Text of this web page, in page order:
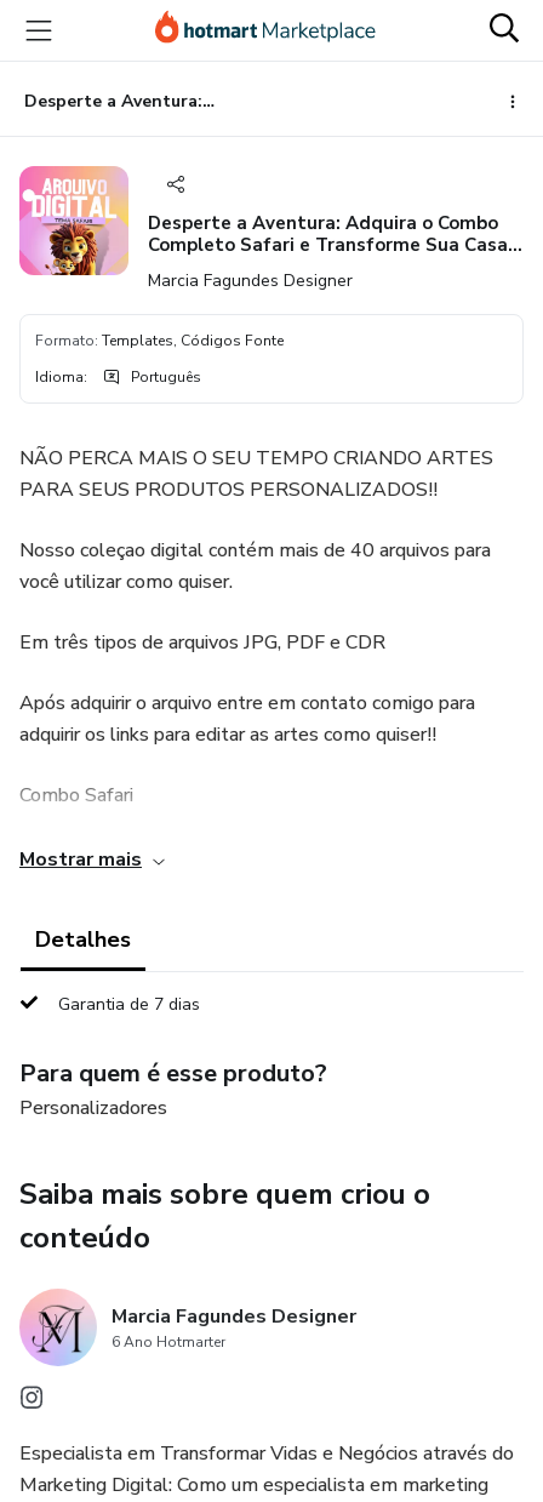
para
conteúdo
principal
para
pagamento
para
rodapé
Desperte a Aventura: Adquira o Combo Completo Safari e Transforme Sua Casa em um Mundo Selvagem de Encantamento
Desperte a Aventura: Adquira o Combo
Completo Safari e Transforme Sua Casa
Encantamento
Marcia Fagundes Designer
Formato: Templates, Códigos Fonte
Idioma: Português
NÃO PERCA MAIS O SEU TEMPO CRIANDO ARTES
PARA SEUS PRODUTOS PERSONALIZADOS!!
Nosso coleçao digital contém mais de 40 arquivos para
você utilizar como quiser.
Em três tipos de arquivos JPG, PDF e CDR
Após adquirir o arquivo entre em contato comigo para
adquirir os links para editar as artes como quiser!!
Combo Safari
1- Porta documentos (26x18,5cm)
3- Chaveiro (3x4cm)
5- Marca página (5x20cm)
7-Capa caderno desenho (29,7x21cm)
9-cartão SUS
10- Miolos cadernos
11- Fonte
Mostrar mais
Detalhes
Garantia de 7 dias
Para quem é esse produto?
Personalizadores
Saiba mais sobre quem criou o
conteúdo
Marcia Fagundes Designer
6 Ano Hotmarter
Especialista em Transformar Vidas e Negócios através do
Marketing Digital: Como um especialista em marketing